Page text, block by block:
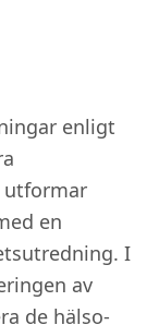
enligt
utformar
en
I
av
de hälso-